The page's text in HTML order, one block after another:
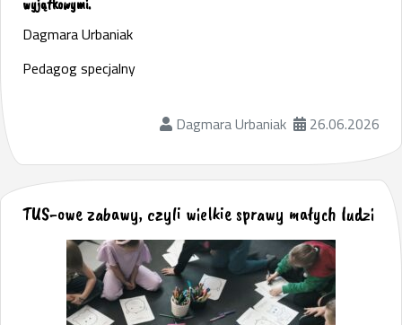
wyjątkowymi.
Dagmara Urbaniak
Pedagog specjalny
Dagmara Urbaniak 26.06.2026
TUS-owe zabawy, czyli wielkie sprawy małych ludzi